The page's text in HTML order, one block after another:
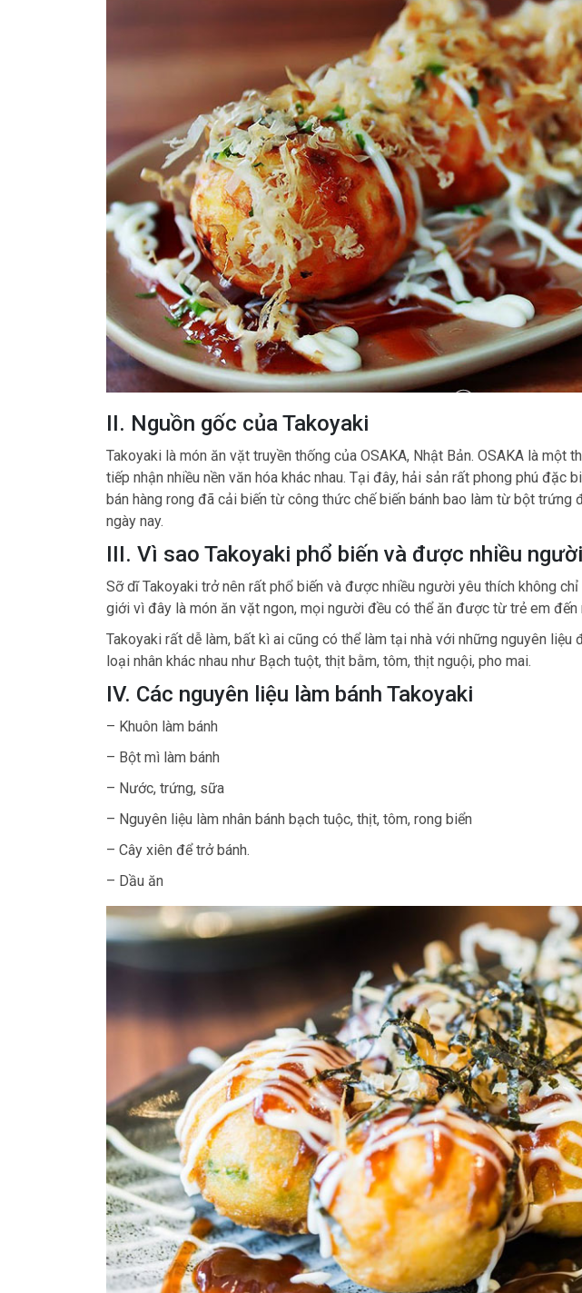
II. Nguồn gốc của Takoyaki
Takoyaki là món ăn vặt truyền thống của OSAKA, Nhật Bản. OSAKA là một
tiếp nhận nhiều nền văn hóa khác nhau. Tại đây, hải sản rất phong phú đặc
bán hàng rong đã cải biến từ công thức chế biến bánh bao làm từ bột trứng
ngày nay.
III. Vì sao Takoyaki phổ biến và được nhiều
Sỡ dĩ Takoyaki trở nên rất phổ biến và được nhiều người yêu thích không
giới vì đây là món ăn vặt ngon, mọi người đều có thể ăn được từ trẻ em đến
Takoyaki rất dễ làm, bất kì ai cũng có thể làm tại nhà với những nguyên liệu
loại nhân khác nhau như Bạch tuột, thịt bằm, tôm, thịt nguội, pho mai.
IV. Các nguyên liệu làm bánh Takoyaki
– Khuôn làm bánh
– Bột mì làm bánh
– Nước, trứng, sữa
– Nguyên liệu làm nhân bánh bạch tuộc, thịt, tôm, rong biển
– Cây xiên để trở bánh.
– Dầu ăn